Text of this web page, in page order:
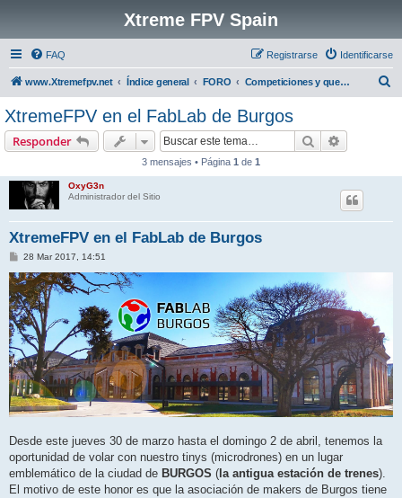
Xtreme FPV Spain
FAQ Identificarse
Registrarse
www.Xtremefpv.net Índice general FORO Competiciones y quedadas (KDD)
XtremeFPV en el FabLab de Burgos
Responder Buscar
3 mensajes • Página 1 de 1
OxyG3n
Administrador del Sitio
XtremeFPV en el FabLab de Burgos
M
n
s
a
j
e
28 Mar 2017, 14:51
Desde este jueves 30 de marzo hasta el domingo 2 de abril, tenemos la
oportunidad de volar con nuestro tinys (microdrones) en un lugar
emblemático de la ciudad de BURGOS ( la antigua estación de trenes).
El motivo de este honor es que la asociación de makers de Burgos tiene